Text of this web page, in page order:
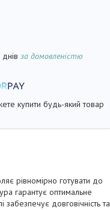
за домовленістю
купити будь-який товар
рівномірно готувати до
гарантує оптимальне
довговічність та